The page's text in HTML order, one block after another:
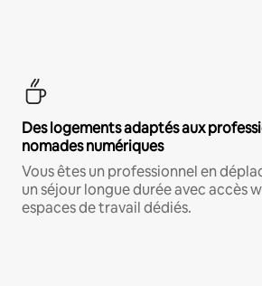
Des logements adaptés aux
nomades numériques
Vous êtes un professionnel en
un séjour longue durée avec accès
espaces de travail dédiés.